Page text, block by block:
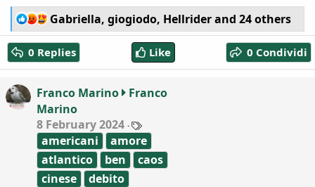
R
e
a
c
t
o
n
s
:
Gabriella, giogiodo, Hellriderand 24 others
0 Replies Like 0 Condividi
Franco Marino
Franco
Marino
8 February 2024
a
g
s
americani
amore
atlantico
ben
caos
cinese
debito